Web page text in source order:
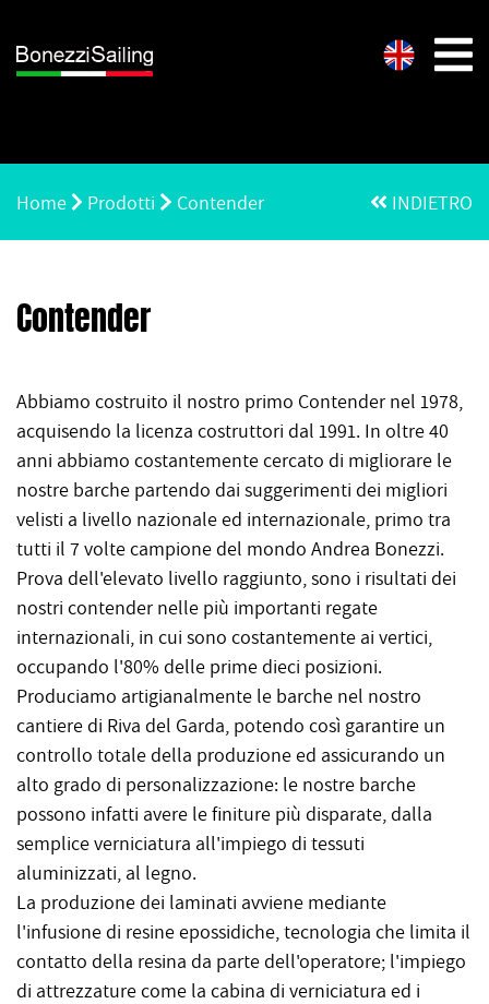
Home Prodotti Contender INDIETRO
Contender
Abbiamo costruito il nostro primo Contender nel 1978,
acquisendo la licenza costruttori dal 1991. In oltre 40
anni abbiamo costantemente cercato di migliorare le
nostre barche partendo dai suggerimenti dei migliori
velisti a livello nazionale ed internazionale, primo tra
tutti il 7 volte campione del mondo Andrea Bonezzi.
Prova dell'elevato livello raggiunto, sono i risultati dei
nostri contender nelle più importanti regate
internazionali, in cui sono costantemente ai vertici,
occupando l'80% delle prime dieci posizioni.
Produciamo artigianalmente le barche nel nostro
cantiere di Riva del Garda, potendo così garantire un
controllo totale della produzione ed assicurando un
alto grado di personalizzazione: le nostre barche
possono infatti avere le finiture più disparate, dalla
semplice verniciatura all'impiego di tessuti
aluminizzati, al legno.
La produzione dei laminati avviene mediante
l'infusione di resine epossidiche, tecnologia che limita il
contatto della resina da parte dell'operatore; l'impiego
di attrezzature come la cabina di verniciatura ed i